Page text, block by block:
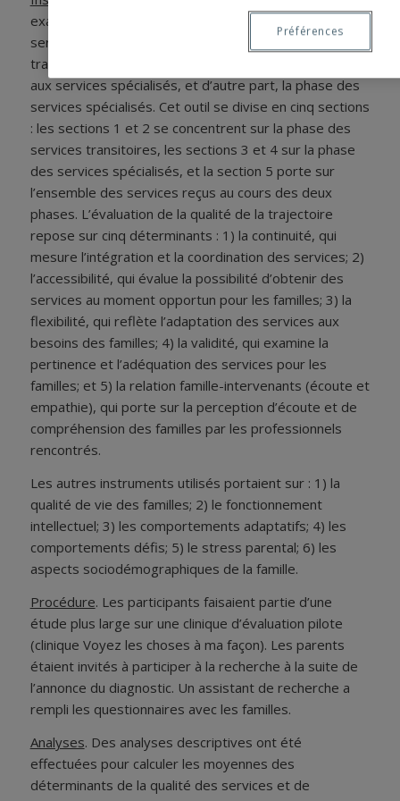
examine deux principales phases de la trajectoire de
services : d’une part, la phase des services
transitoires, qui suit le diagnostic et précède l’accès
aux services spécialisés, et d’autre part, la phase des
services spécialisés. Cet outil se divise en cinq sections
: les sections 1 et 2 se concentrent sur la phase des
services transitoires, les sections 3 et 4 sur la phase
des services spécialisés, et la section 5 porte sur
l’ensemble des services reçus au cours des deux
phases. L’évaluation de la qualité de la trajectoire
repose sur cinq déterminants : 1) la continuité, qui
mesure l’intégration et la coordination des services; 2)
l’accessibilité, qui évalue la possibilité d’obtenir des
services au moment opportun pour les familles; 3) la
flexibilité, qui reflète l’adaptation des services aux
besoins des familles; 4) la validité, qui examine la
pertinence et l’adéquation des services pour les
familles; et 5) la relation famille-intervenants (écoute et
empathie), qui porte sur la perception d’écoute et de
compréhension des familles par les professionnels
rencontrés.
Les autres instruments utilisés portaient sur : 1) la
qualité de vie des familles; 2) le fonctionnement
intellectuel; 3) les comportements adaptatifs; 4) les
comportements défis; 5) le stress parental; 6) les
aspects sociodémographiques de la famille.
Procédure. Les participants faisaient partie d’une
étude plus large sur une clinique d’évaluation pilote
(clinique Voyez les choses à ma façon). Les parents
étaient invités à participer à la recherche à la suite de
l’annonce du diagnostic. Un assistant de recherche a
rempli les questionnaires avec les familles.
Analyses. Des analyses descriptives ont été
effectuées pour calculer les moyennes des
déterminants de la qualité des services et de
Préférences